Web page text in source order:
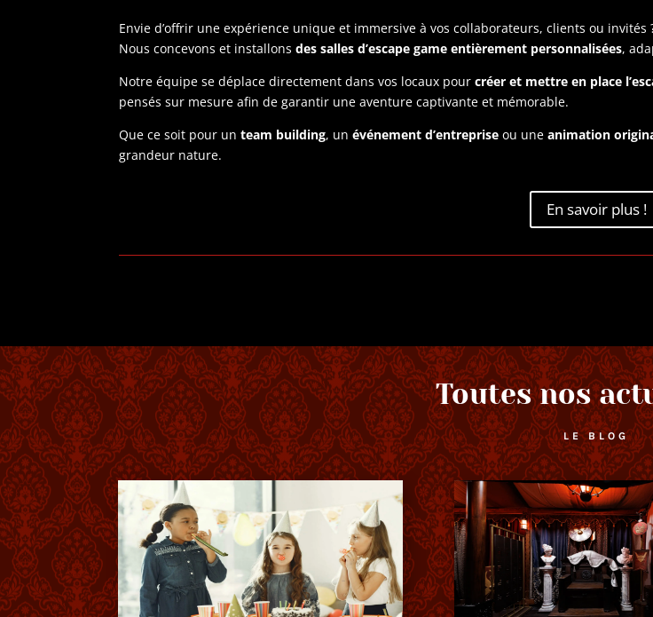
Envie d’offrir une expérience unique et immersive à vos collaborateurs, clients ou invités
Nous concevons et installonsdes salles d’escape game entièrement personnalisées,
Notre équipe se déplace directement dans vos locaux pourcréer et mettre en place
pensés sur mesure afin de garantir une aventure captivante et mémorable.
Que ce soit pour unteam building, unévénement d’entreprise ou uneanimation
grandeur nature.
En savoir plus !
Toutes nos
LE BLOG